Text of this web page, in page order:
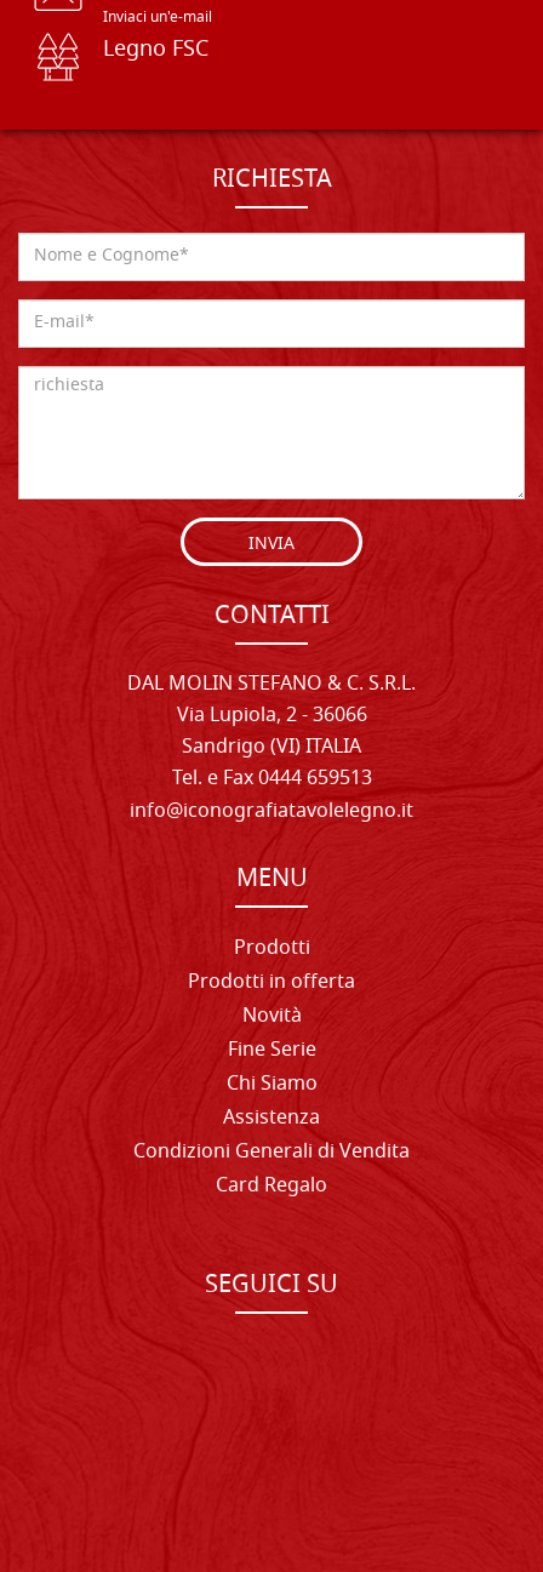
Inviaci un'e-mail
Legno FSC
RICHIESTA
INVIA
CONTATTI
DAL MOLIN STEFANO & C. S.R.L.
Via Lupiola, 2 - 36066
Sandrigo (VI) ITALIA
Tel. e Fax 0444 659513
info@iconografiatavolelegno.it
MENU
Prodotti
Prodotti in offerta
Novità
Fine Serie
Chi Siamo
Assistenza
Condizioni Generali di Vendita
Card Regalo
SEGUICI SU